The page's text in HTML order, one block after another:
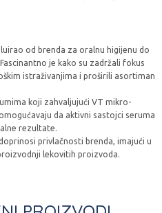
od brenda za oralnu higijenu do
je kako su zadržali fokus
istraživanjima i proširili asortiman
koji zahvaljujući VT mikro-
da aktivni sastojci seruma
rezultate.
privlačnosti brenda, imajući u
lekovitih proizvoda.